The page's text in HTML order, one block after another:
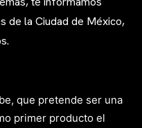
de la Ciudad de México,
que pretende ser una
primer producto el